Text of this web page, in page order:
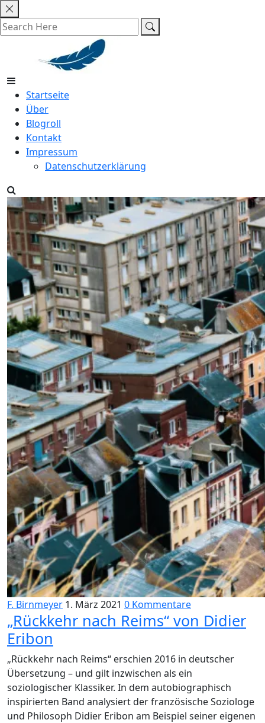
Skip
to
content
Startseite
Über
Blogroll
Kontakt
Impressum
Datenschutzerklärung
F. Birnmeyer 1. März 2021 0 Kommentare
„Rückkehr nach Reims“ von Didier
Eribon
„Rückkehr nach Reims“ erschien 2016 in deutscher
Übersetzung – und gilt inzwischen als ein
soziologischer Klassiker. In dem autobiographisch
inspirierten Band analysiert der französische Soziologe
und Philosoph Didier Eribon am Beispiel seiner eigenen